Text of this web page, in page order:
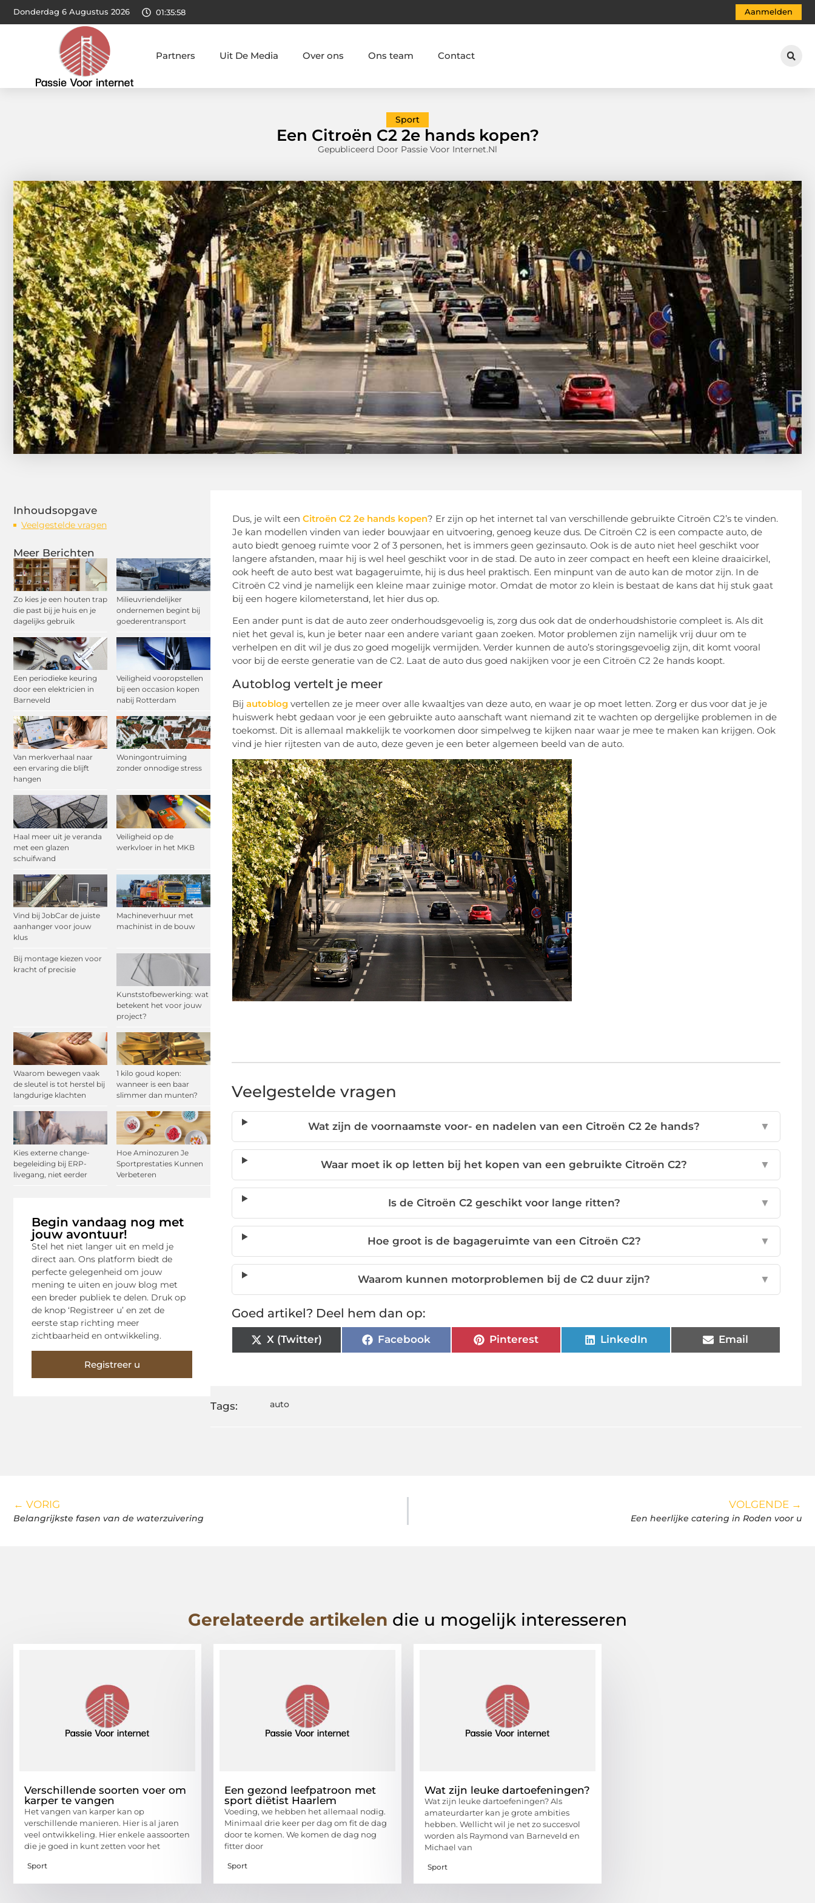
Donderdag 6 Augustus 2026 01:35:59 Aanmelden
Partners Uit De Media Over ons Ons team Contact
Sport
Een Citroën C2 2e hands kopen?
Gepubliceerd Door Passie Voor Internet.nl
Inhoudsopgave
Veelgestelde vragen
Meer Berichten
Zo kies je een houten trap
die past bij je huis en je
dagelijks gebruik
Milieuvriendelijker
ondernemen begint bij
goederentransport
Een periodieke keuring
door een elektricien in
Barneveld
Veiligheid vooropstellen
bij een occasion kopen
nabij Rotterdam
Van merkverhaal naar
een ervaring die blijft
hangen
Woningontruiming
zonder onnodige stress
Haal meer uit je veranda
met een glazen
schuifwand
Veiligheid op de
werkvloer in het MKB
Vind bij JobCar de juiste
aanhanger voor jouw
klus
Machineverhuur met
machinist in de bouw
Bij montage kiezen voor
kracht of precisie
Kunststofbewerking: wat
betekent het voor jouw
project?
Waarom bewegen vaak
de sleutel is tot herstel bij
langdurige klachten
1 kilo goud kopen:
wanneer is een baar
slimmer dan munten?
Kies externe change-
begeleiding bij ERP-
livegang, niet eerder
Hoe Aminozuren Je
Sportprestaties Kunnen
Verbeteren
Begin vandaag nog met
jouw avontuur!
Stel het niet langer uit en meld je
direct aan. Ons platform biedt de
perfecte gelegenheid om jouw
mening te uiten en jouw blog met
een breder publiek te delen. Druk op
de knop ‘Registreer u’ en zet de
eerste stap richting meer
zichtbaarheid en ontwikkeling.
Registreer u
Dus, je wilt een Citroën C2 2e hands kopen? Er zijn op het internet tal van verschillende gebruikte Citroën C2’s te vinden.
Je kan modellen vinden van ieder bouwjaar en uitvoering, genoeg keuze dus. De Citroën C2 is een compacte auto, de
auto biedt genoeg ruimte voor 2 of 3 personen, het is immers geen gezinsauto. Ook is de auto niet heel geschikt voor
langere afstanden, maar hij is wel heel geschikt voor in de stad. De auto in zeer compact en heeft een kleine draaicirkel,
ook heeft de auto best wat bagageruimte, hij is dus heel praktisch. Een minpunt van de auto kan de motor zijn. In de
Citroën C2 vind je namelijk een kleine maar zuinige motor. Omdat de motor zo klein is bestaat de kans dat hij stuk gaat
bij een hogere kilometerstand, let hier dus op.
Een ander punt is dat de auto zeer onderhoudsgevoelig is, zorg dus ook dat de onderhoudshistorie compleet is. Als dit
niet het geval is, kun je beter naar een andere variant gaan zoeken. Motor problemen zijn namelijk vrij duur om te
verhelpen en dit wil je dus zo goed mogelijk vermijden. Verder kunnen de auto’s storingsgevoelig zijn, dit komt vooral
voor bij de eerste generatie van de C2. Laat de auto dus goed nakijken voor je een Citroën C2 2e hands koopt.
Autoblog vertelt je meer
Bij autoblog vertellen ze je meer over alle kwaaltjes van deze auto, en waar je op moet letten. Zorg er dus voor dat je je
huiswerk hebt gedaan voor je een gebruikte auto aanschaft want niemand zit te wachten op dergelijke problemen in de
toekomst. Dit is allemaal makkelijk te voorkomen door simpelweg te kijken naar waar je mee te maken kan krijgen. Ook
vind je hier rijtesten van de auto, deze geven je een beter algemeen beeld van de auto.
Veelgestelde vragen
Wat zijn de voornaamste voor- en nadelen van een Citroën C2 2e hands? ▼
Waar moet ik op letten bij het kopen van een gebruikte Citroën C2? ▼
Is de Citroën C2 geschikt voor lange ritten? ▼
Hoe groot is de bagageruimte van een Citroën C2? ▼
Waarom kunnen motorproblemen bij de C2 duur zijn? ▼
Goed artikel? Deel hem dan op:
X (Twitter) Facebook Pinterest LinkedIn Email
Tags: auto
← VORIG
Belangrijkste fasen van de waterzuivering
VOLGENDE →
Een heerlijke catering in Roden voor u
Gerelateerde artikelen die u mogelijk interesseren
Verschillende soorten voer om
karper te vangen
Het vangen van karper kan op
verschillende manieren. Hier is al jaren
veel ontwikkeling. Hier enkele aassoorten
die je goed in kunt zetten voor het
Sport
Een gezond leefpatroon met
sport diëtist Haarlem
Voeding, we hebben het allemaal nodig.
Minimaal drie keer per dag om fit de dag
door te komen. We komen de dag nog
fitter door
Sport
Wat zijn leuke dartoefeningen?
Wat zijn leuke dartoefeningen? Als
amateurdarter kan je grote ambities
hebben. Wellicht wil je net zo succesvol
worden als Raymond van Barneveld en
Michael van
Sport